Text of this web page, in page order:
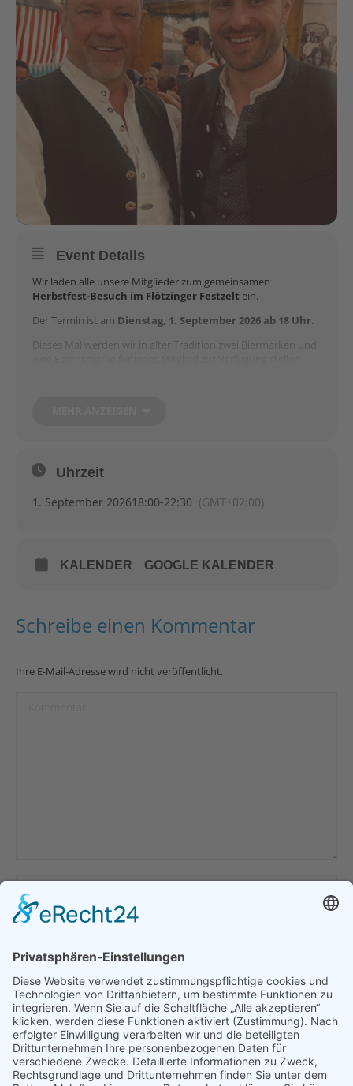
Event Details
Wir laden alle unsere Mitglieder zum gemeinsamen
Herbstfest-Besuch im Flötzinger Festzelt ein.
Der Termin ist am Dienstag, 1. September 2026 ab 18 Uhr.
Dieses Mal werden wir in alter Tradition zwei Biermarken und
Uhrzeit
1. September 202618:00-22:30 (GMT+02:00)
KALENDER GOOGLE KALENDER
Schreibe einen Kommentar
Ihre E-Mail-Adresse wird nicht veröffentlicht.
Name *
E-Mail *
Website
Meinen Namen, E-Mail und Website in diesem Browser speichern,
bis ich wieder kommentiere.
Beitragskommentare